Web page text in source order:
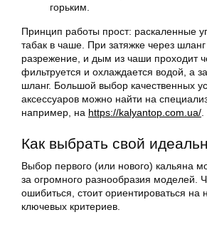
горьким.
Принцип работы прост: раскаленные
табак в чаше. При затяжке через шланг
разрежение, и дым из чаши проходит
фильтруется и охлаждается водой, а
шланг. Большой выбор качественных
аксессуаров можно найти на
например, на https://kalyantop.com.ua/
Как выбрать свой
Выбор первого (или нового) кальяна
за огромного разнообразия моделей.
ошибиться, стоит ориентироваться на
ключевых критериев.